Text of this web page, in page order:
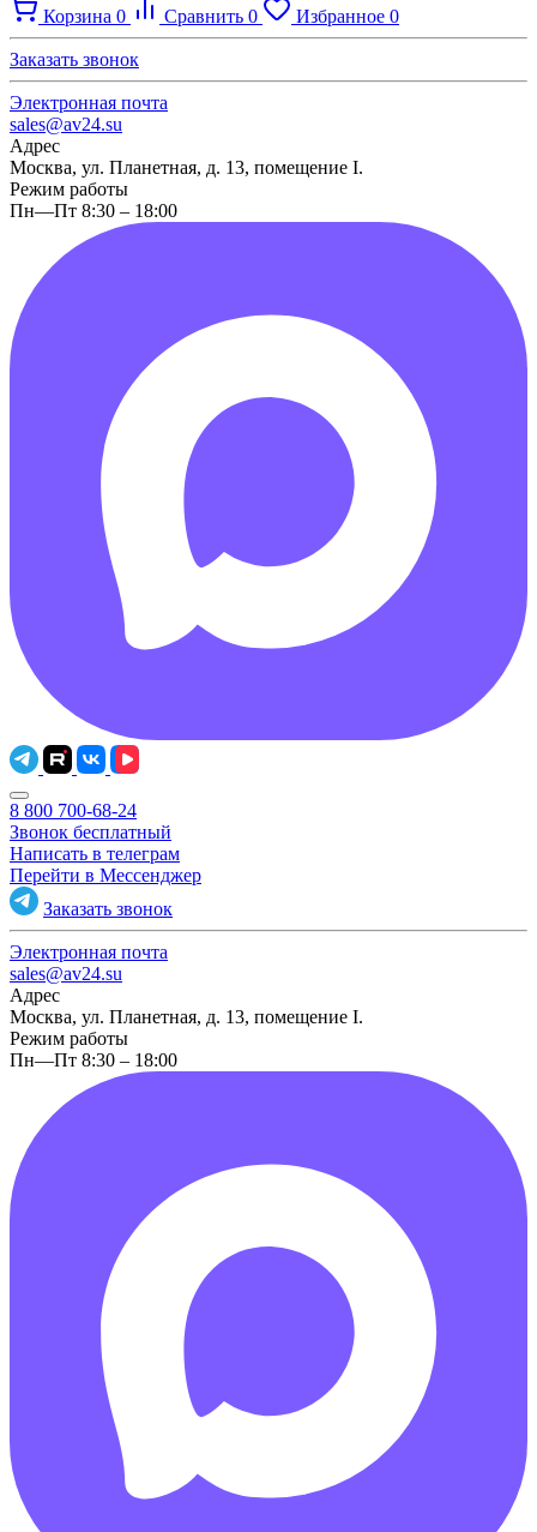
Корзина 0 Сравнить 0 Избранное 0
Заказать звонок
Электронная почта
sales@av24.su
Адрес
Москва, ул. Планетная, д. 13, помещение I.
Режим работы
Пн—Пт 8:30 – 18:00
8 800 700-68-24
Звонок бесплатный
Написать в телеграм
Перейти в Мессенджер
Заказать звонок
Электронная почта
sales@av24.su
Адрес
Москва, ул. Планетная, д. 13, помещение I.
Режим работы
Пн—Пт 8:30 – 18:00